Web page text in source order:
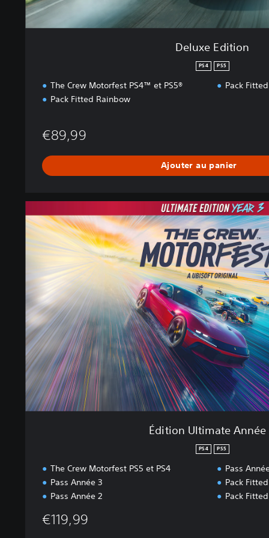
Deluxe Edition
PS4 PS5
The Crew Motorfest PS4™ et PS5®
Pack Fitted Rainbow
Pack
€89,99
Ajouter au panier
d
i
t
n
U
l
t
i
m
a
t
A
n
Édition Ultimate Année
PS4 PS5
The Crew Motorfest PS5 et PS4
Pass Année 3
Pass Année 2
Pass
Pack
Pack
€119,99